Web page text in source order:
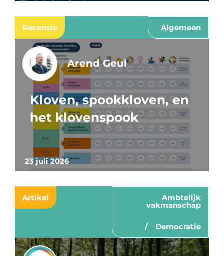
Recensie Algemeen
23 juli 2026
Arend Geul
Kloven, spookkloven, en
het klovenspook
Artikel Ambtelijk
vakmanschap
Democratie